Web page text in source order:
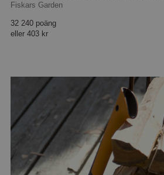
Fiskars Garden
32 240 poäng
eller 403 kr